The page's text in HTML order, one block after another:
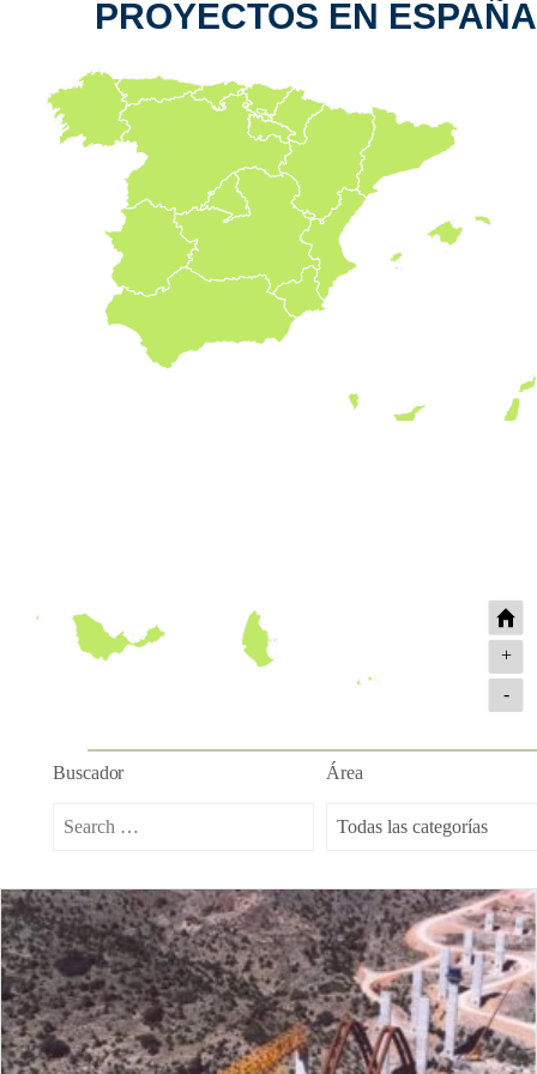
PROYECTOS EN ESPAÑA
+
-
Buscador Área